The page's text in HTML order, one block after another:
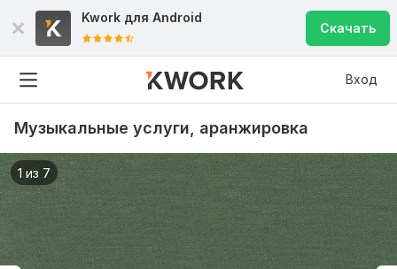
Kwork для Android
Скачать
Вход
Музыкальные услуги, аранжировка
1 из 7